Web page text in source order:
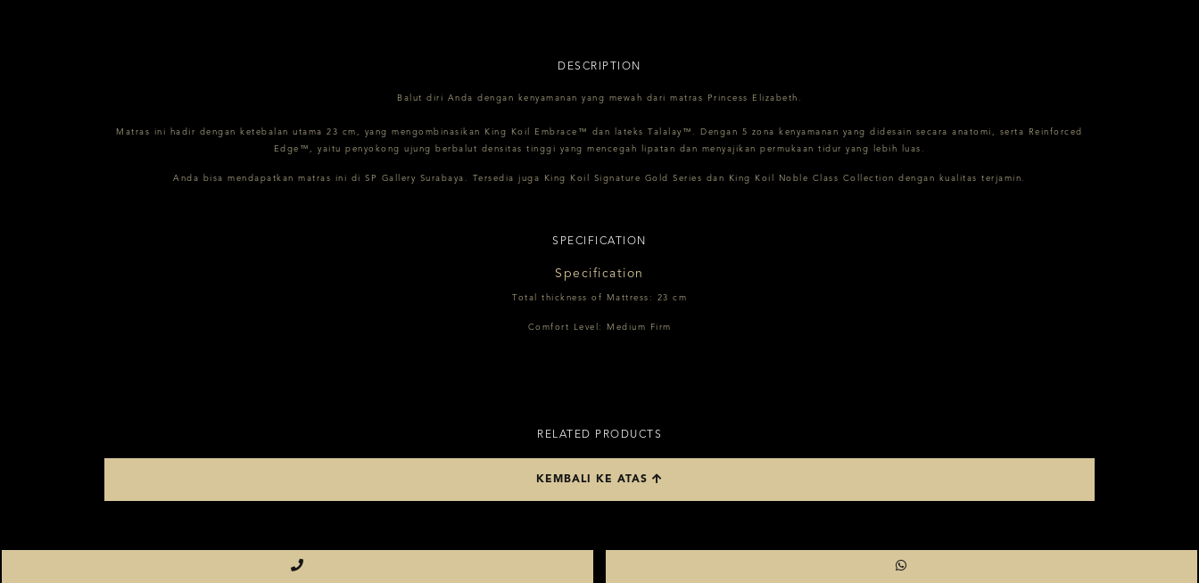
DESCRIPTION
Balut diri Anda dengan kenyamanan yang mewah dari matras Princess Elizabeth.
Matras ini hadir dengan ketebalan utama 23 cm, yang mengombinasikan King Koil Embrace™ dan lateks Talalay™. Dengan 5 zona kenyamanan yang didesain secara anatomi, serta Reinforced
Edge™, yaitu penyokong ujung berbalut densitas tinggi yang mencegah lipatan dan menyajikan permukaan tidur yang lebih luas.
Anda bisa mendapatkan matras ini di SP Gallery Surabaya. Tersedia juga King Koil Signature Gold Series dan King Koil Noble Class Collection dengan kualitas terjamin.
SPECIFICATION
Specification
Total thickness of Mattress: 23 cm
Comfort Level: Medium Firm
RELATED PRODUCTS
KEMBALI KE ATAS